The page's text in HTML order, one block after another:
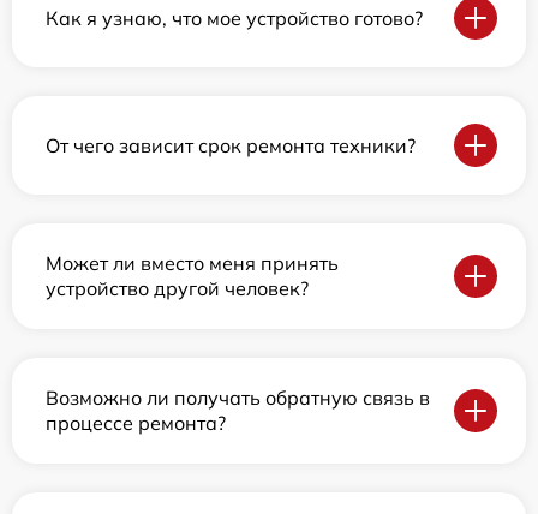
Как я узнаю, что мое устройство готово?
От чего зависит срок ремонта техники?
Может ли вместо меня принять
устройство другой человек?
Возможно ли получать обратную связь в
процессе ремонта?